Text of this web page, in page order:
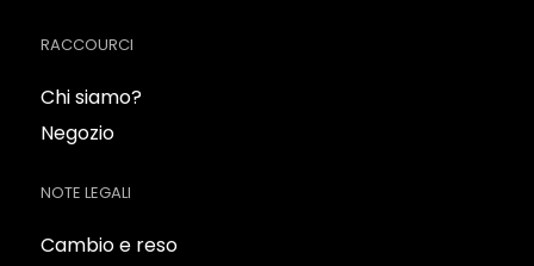
RACCOURCI
Chi siamo?
Negozio
NOTE LEGALI
Cambio e reso